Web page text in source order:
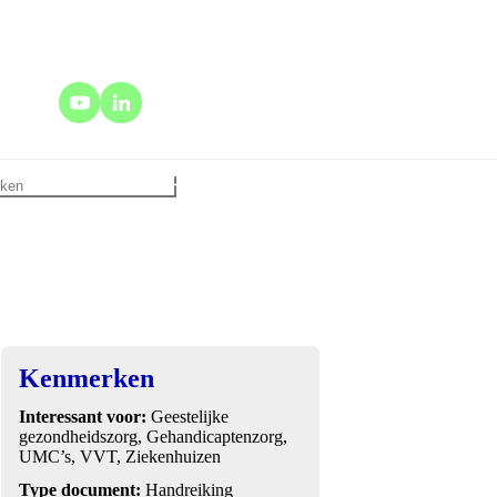
Kenmerken
Interessant voor:Geestelijke
gezondheidszorg, Gehandicaptenzorg,
UMC’s, VVT, Ziekenhuizen
Type document:Handreiking